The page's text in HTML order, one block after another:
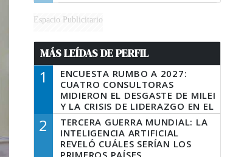
Espacio Publicitario
MÁS LEÍDAS DE PERFIL
1
ENCUESTA RUMBO A 2027:
CUATRO CONSULTORAS
MIDIERON EL DESGASTE DE MILEI
Y LA CRISIS DE LIDERAZGO EN EL
PERONISMO
2
TERCERA GUERRA MUNDIAL: LA
INTELIGENCIA ARTIFICIAL
REVELÓ CUÁLES SERÍAN LOS
PRIMEROS PAÍSES